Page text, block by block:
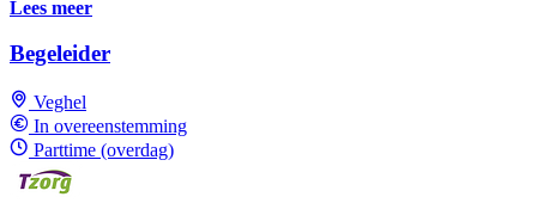
Lees meer
Begeleider
Veghel
In overeenstemming
Parttime (overdag)